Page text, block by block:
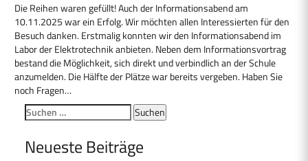
Die Reihen waren gefüllt! Auch der Informationsabend am
10.11.2025 war ein Erfolg. Wir möchten allen Interessierten für den
Besuch danken. Erstmalig konnten wir den Informationsabend im
Labor der Elektrotechnik anbieten. Neben dem Informationsvortrag
bestand die Möglichkeit, sich direkt und verbindlich an der Schule
anzumelden. Die Hälfte der Plätze war bereits vergeben. Haben Sie
noch Fragen…
Suchen
nach:
Neueste Beiträge